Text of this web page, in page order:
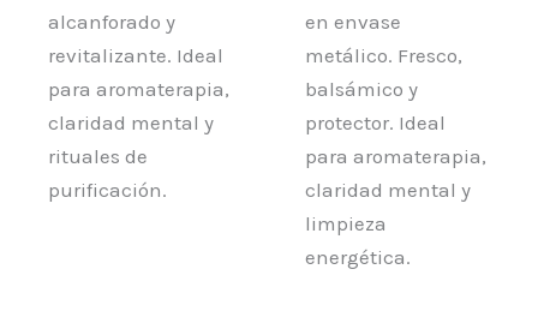
alcanforado y
revitalizante. Ideal
para aromaterapia,
claridad mental y
rituales de
purificación.
en envase
metálico. Fresco,
balsámico y
protector. Ideal
para aromaterapia,
claridad mental y
limpieza
energética.